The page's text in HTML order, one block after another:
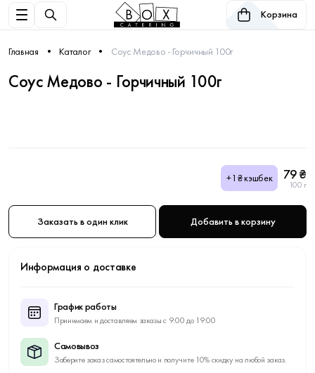
Корзина
Главная Каталог Соус Медово - Горчичный 100г
Соус Медово - Горчичный 100г
+1₴ кэшбек 79 ₴
100 г
Заказать в один клик Добавить в корзину
Информация о доставке
График работы
Принимаем и доставляем заказы с 9:00 до 19:00
Самовывоз
Заберите заказ самостоятельно и получите 10% скидку на любой заказ.